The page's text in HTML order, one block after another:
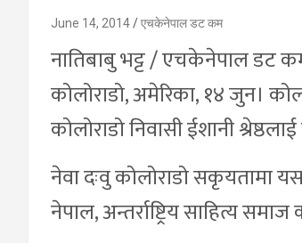
June 14, 2014 एचकेनेपाल डट कम
नातिबाबु भट्ट / एचकेनेपाल डट
कोलोराडो, अमेरिका, १४ जुन।
कोलोराडो निवासी ईशानी
नेवा दःवु कोलोराडो सकृयतामा
नेपाल, अन्तर्राष्ट्रिय साहित्य